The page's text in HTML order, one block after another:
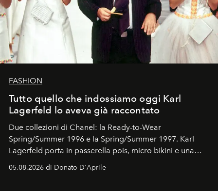
FASHION
Tutto quello che indossiamo oggi Karl
Lagerfeld lo aveva già raccontato
Due collezioni di Chanel: la Ready-to-Wear
Spring/Summer 1996 e la Spring/Summer 1997. Karl
Lagerfeld porta in passerella pois, micro bikini e una
logomania pensata per la spiaggia
Kate, Claudia e Carla una dietro l'altra. Trent'anni dopo,
05.08.2026 di Donato D'Aprile